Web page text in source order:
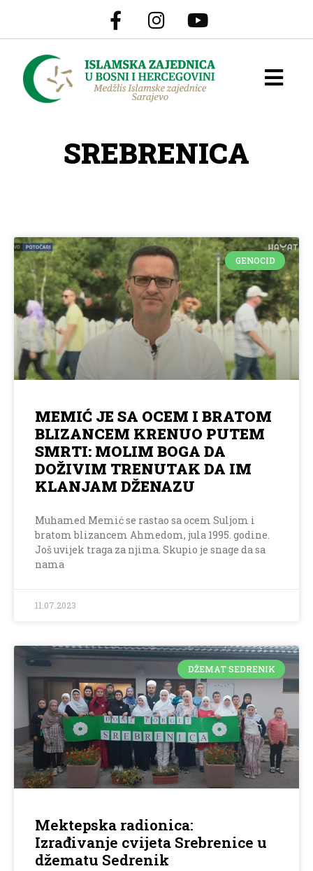
SREBRENICA
GENOCID
MEMIĆ JE SA OCEM I BRATOM
BLIZANCEM KRENUO PUTEM
SMRTI: MOLIM BOGA DA
DOŽIVIM TRENUTAK DA IM
KLANJAM DŽENAZU
Muhamed Memić se rastao sa ocem Suljom i
bratom blizancem Ahmedom, jula 1995. godine.
Još uvijek traga za njima. Skupio je snage da sa
nama
11.07.2023
DŽEMAT SEDRENIK
Mektepska radionica:
Izrađivanje cvijeta Srebrenice u
džematu Sedrenik